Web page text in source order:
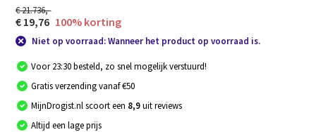
€ 21.736,-
€ 19,76 100% korting
Niet op voorraad: Wanneer het product op voorraad is.
Voor 23:30 besteld, zo snel mogelijk verstuurd!
Gratis verzending vanaf €50
MijnDrogist.nl scoort een 8,9uit reviews
Altijd een lage prijs